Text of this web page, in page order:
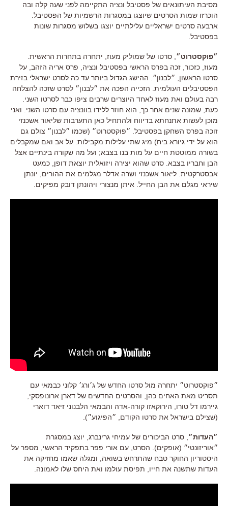
מסיבת העיתונאים של פסטיבל ונציה התקיימה לפני שעה קלה ובה
הוכרזו שמות הסרטים שיוצגו במסגרות הרשמיות של הפסטיבל.
ארבעה סרטים ישראליים עלילתיים יוצגו בשלוש מסגרות שונות
בפסטיבל.
״פוקסטרוט״ , סרטו של שמוליק מעוז, יתחרה בתחרות הראשית.
מעוז, כזכור, זכה בפרס הראשי בפסטיבל ונציה, פרס אריה הזהב, על
סרטו הראשון, ״לבנון״. ההישג הגדול ביותר עד כה לסרט ישראלי בזירת
הפסטיבלים העולמית. הזכייה הפכה את ״לבנון״ לסרט שזכה להצלחה
רבה בעולם ואת מעוז לאחד היוצרים שרבים ציפו כבר לסרטו השני.
כעת, שמונה שנים אחר כך, הוא חוזר ללידו בוונציה עם סרטו השני. ואני
מוכן לעשות אתנחתא בדיווח ולהתחיל כאן התערבות שליאור אשכנזי
זוכה בפרס השחקן בפסטיבל. ״פוקסטרוט״ (שכמו ״לבנון״ צולם גם
הוא על ידי גיורא ביח) מיג שתי עלילות מקבילות: על אב ואם שמקבלים
בשורה ממוטטת חיים על מות בנו בצבא; ועל מה שקורה בינתיים אצל
הבן וחבריו בצבא. סרט שהוא יצירה ויזואלית יוצאת דופן, כמעט
אבסטרקטית. ליאור אשכנזי ושרה אדלר מגלמים את ההורים, יונתן
שיראי מגלם את הבן החייל. איתן מנצורי ויהונתן דובק מפיקים.
״פוקסטרוט״ יתחרה מול סרטו החדש של ג׳ורג׳ קלוני כבמאי עם
תסריט מאת האחים כהן, והסרטים החדשים של דארן ארונופסקי,
גיירמו דל טורו, הירוקאזו קורה-אדה והבמאי הלבנוני זיאד דוארי
(שצילם בישראל את סרטו הקודם, ״הפיגוע״).
״העדות״ , סרט הביכורים של עמיחי גרינברג, יוצג במסגרת
״אוריזונטי״ (אופקים). הסרט, עם אורי פפר בתפקיד הראשי, מספר על
היסטוריון החוקר טבח שהתרחש בשואה, ומגלה שאמו מחזיקה את
העדות שתשנה את חייו, תפיסת עולמו ואת היחס שלו לאמונה.